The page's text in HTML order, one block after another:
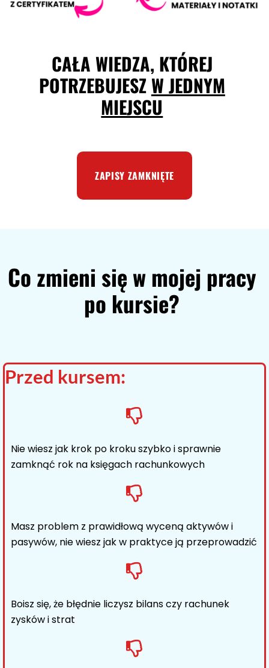
CAŁA WIEDZA, KTÓREJ
POTRZEBUJESZ W JEDNYM
MIEJSCU
ZAPISY ZAMKNIĘTE
Co zmieni się w mojej pracy
po kursie?
Przed kursem:
Nie wiesz jak krok po kroku szybko i sprawnie
zamknąć rok na księgach rachunkowych
Masz problem z prawidłową wyceną aktywów i
pasywów, nie wiesz jak w praktyce ją przeprowadzić
Boisz się, że błędnie liczysz bilans czy rachunek
zysków i strat